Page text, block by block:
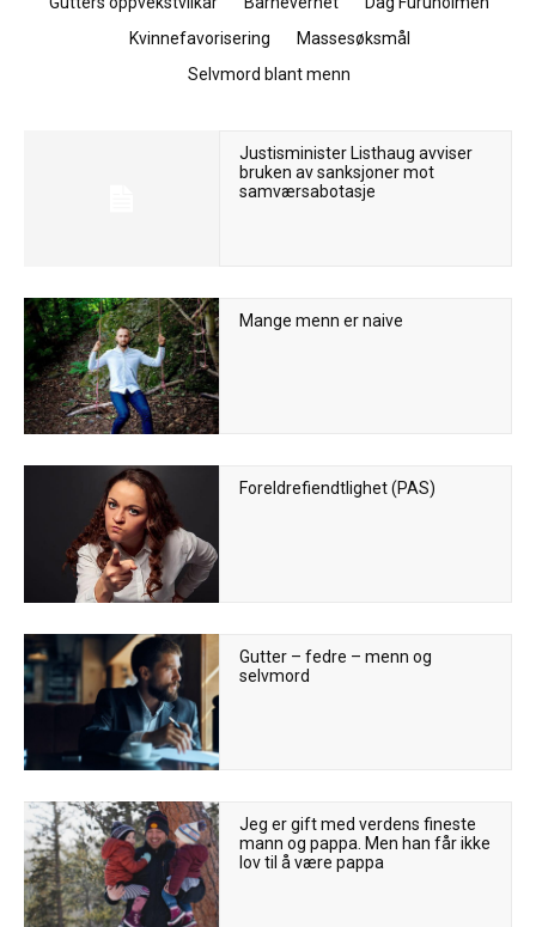
Kvinnefavorisering
Massesøksmål
Selvmord blant menn
Justisminister Listhaug avviser
bruken av sanksjoner mot
samværsabotasje
Mange menn er naive
Foreldrefiendtlighet (PAS)
Gutter – fedre – menn og
selvmord
Jeg er gift med verdens fineste
mann og pappa. Men han får ikke
lov til å være pappa